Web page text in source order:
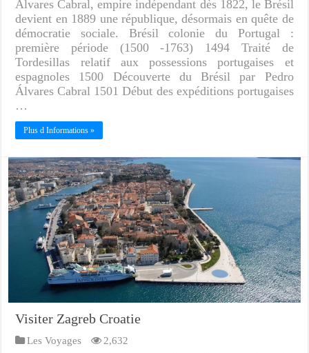
Álvares Cabral, empire indépendant dès 1822, le Brésil
devient en 1889 une république, désormais en quête de
démocratie sociale. Brésil colonie du Portugal :
première période (1500 -1763) 1494 Traité de
Tordesillas relatif aux possessions portugaises et
espagnoles 1500 Découverte du Brésil par Pedro
Álvares Cabral 1501 Début des expéditions portugaises
…
Plus d Informations »
Visiter Zagreb Croatie
Les Voyages 2,632